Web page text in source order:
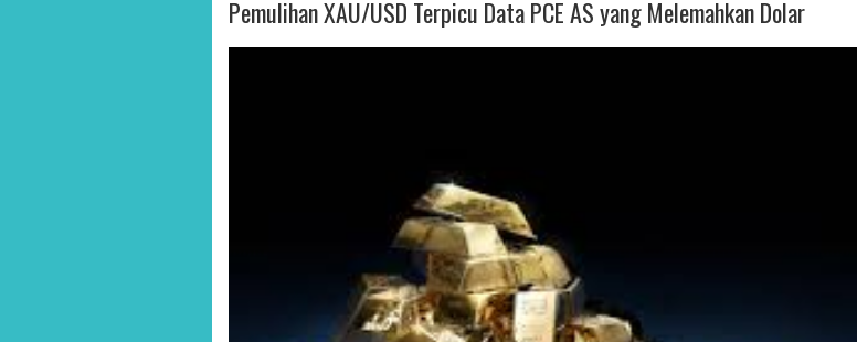
Pemulihan XAU/USD Terpicu Data PCE AS yang Melemahkan Dolar